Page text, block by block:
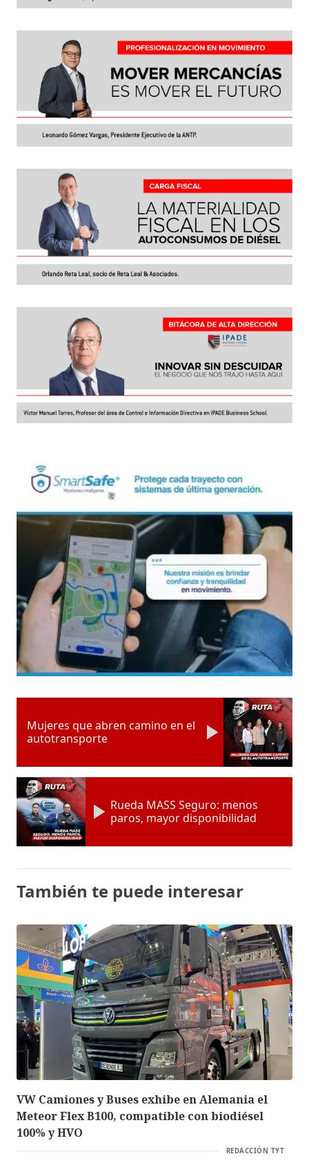
Mujeres que abren camino en el
autotransporte
Rueda MASS Seguro: menos
paros, mayor disponibilidad
También te puede interesar
VW Camiones y Buses exhibe en Alemania el
Meteor Flex B100, compatible con biodiésel
100% y HVO
REDACCIÓN TYT